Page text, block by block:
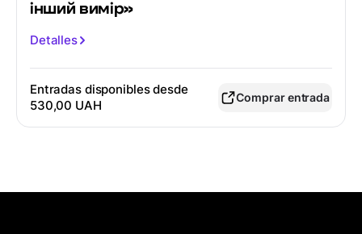
інший вимір»
Detalles
Entradas disponibles desde
530,00 UAH
Comprar entrada